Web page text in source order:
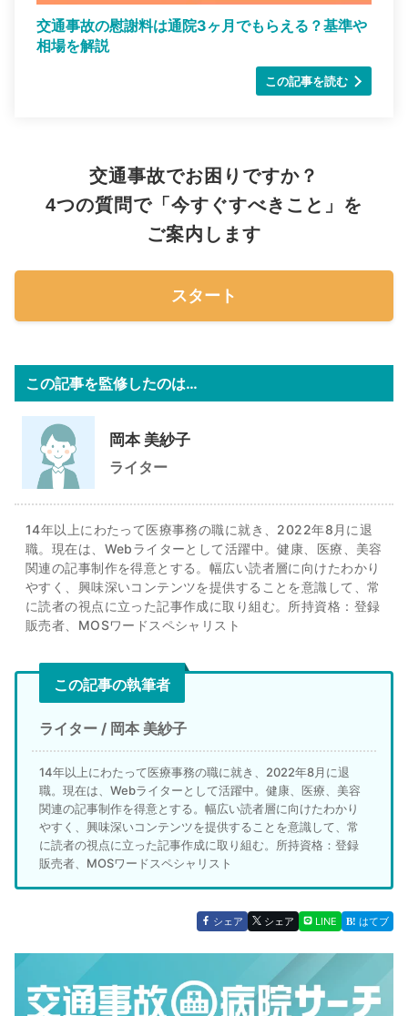
交通事故の慰謝料は通院3ヶ月でもらえる？基準や
相場を解説
この記事を読む
交通事故でお困りですか？
4つの質問で「今すぐすべきこと」を
ご案内します
スタート
この記事を監修したのは…
岡本 美紗子
ライター
14年以上にわたって医療事務の職に就き、2022年8月に退
職。現在は、Webライターとして活躍中。健康、医療、美容
関連の記事制作を得意とする。幅広い読者層に向けたわかり
やすく、興味深いコンテンツを提供することを意識して、常
に読者の視点に立った記事作成に取り組む。所持資格：登録
販売者、MOSワードスペシャリスト
この記事の執筆者
ライター / 岡本 美紗子
14年以上にわたって医療事務の職に就き、2022年8月に退
職。現在は、Webライターとして活躍中。健康、医療、美容
関連の記事制作を得意とする。幅広い読者層に向けたわかり
やすく、興味深いコンテンツを提供することを意識して、常
に読者の視点に立った記事作成に取り組む。所持資格：登録
販売者、MOSワードスペシャリスト
シェア シェア LINE はてブ